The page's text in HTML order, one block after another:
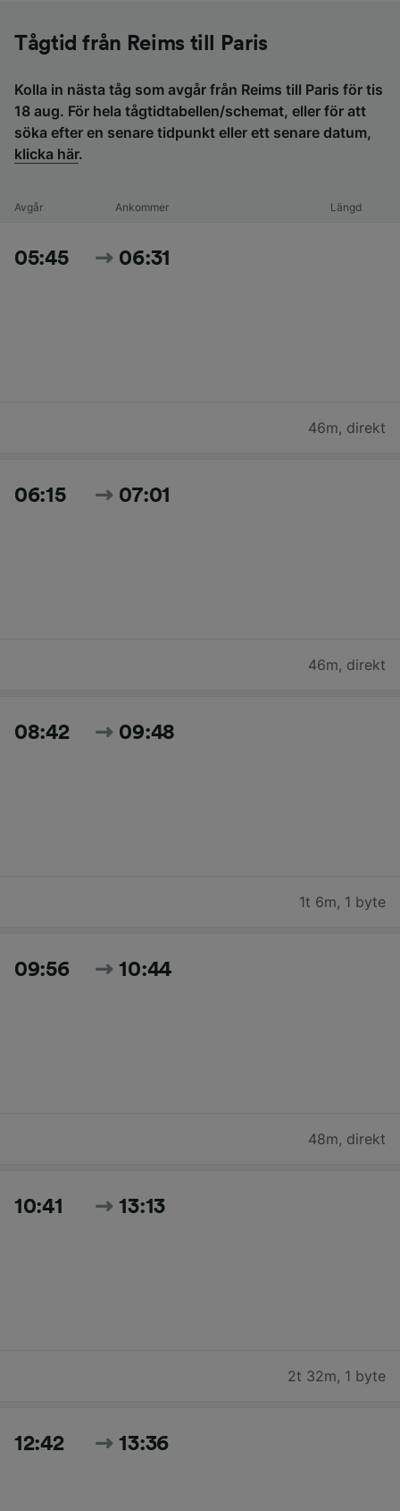
Tågtid från Reims till Paris
Kolla in nästa tåg som avgår från Reims till Paris för tis
18 aug. För hela tågtidtabellen/schemat, eller för att
söka efter en senare tidpunkt eller ett senare datum,
klicka här.
Avgår Ankommer Längd
05:45 06:31
46m, direkt
06:15 07:01
46m, direkt
08:42 09:48
1t 6m, 1 byte
09:56 10:44
48m, direkt
10:41 13:13
2t 32m, 1 byte
12:42 13:36